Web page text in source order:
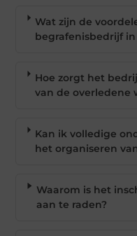
Wat zijn de
begrafenisbedrijf
Hoe zorgt het
van de overledene
Kan ik volledige
het organiseren
Waarom is het
aan te raden?